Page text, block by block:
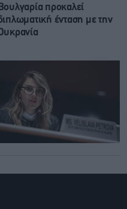
Βουλγαρία προκαλεί
ένταση με την